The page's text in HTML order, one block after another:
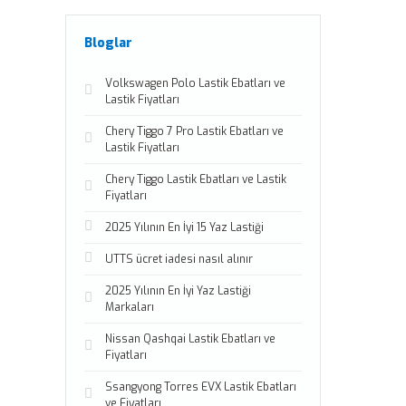
Bloglar
Volkswagen Polo Lastik Ebatları ve
Lastik Fiyatları
Chery Tiggo 7 Pro Lastik Ebatları ve
Lastik Fiyatları
Chery Tiggo Lastik Ebatları ve Lastik
Fiyatları
2025 Yılının En İyi 15 Yaz Lastiği
UTTS ücret iadesi nasıl alınır
2025 Yılının En İyi Yaz Lastiği
Markaları
Nissan Qashqai Lastik Ebatları ve
Fiyatları
Ssangyong Torres EVX Lastik Ebatları